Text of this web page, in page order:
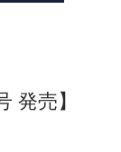
発売】